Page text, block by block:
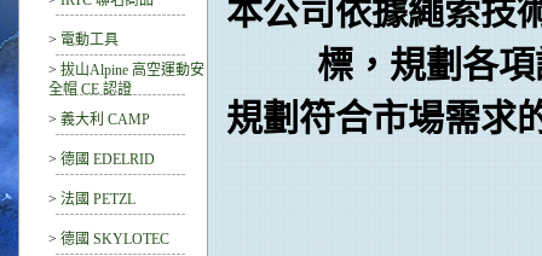
> 電動工具
> 拔山Alpine 高空運動安
全帽 CE 認證
> 義大利 CAMP
> 德國 EDELRID
> 法國 PETZL
> 德國 SKYLOTEC
本公司依據繩索技
標，規劃各
規劃符合市場需求